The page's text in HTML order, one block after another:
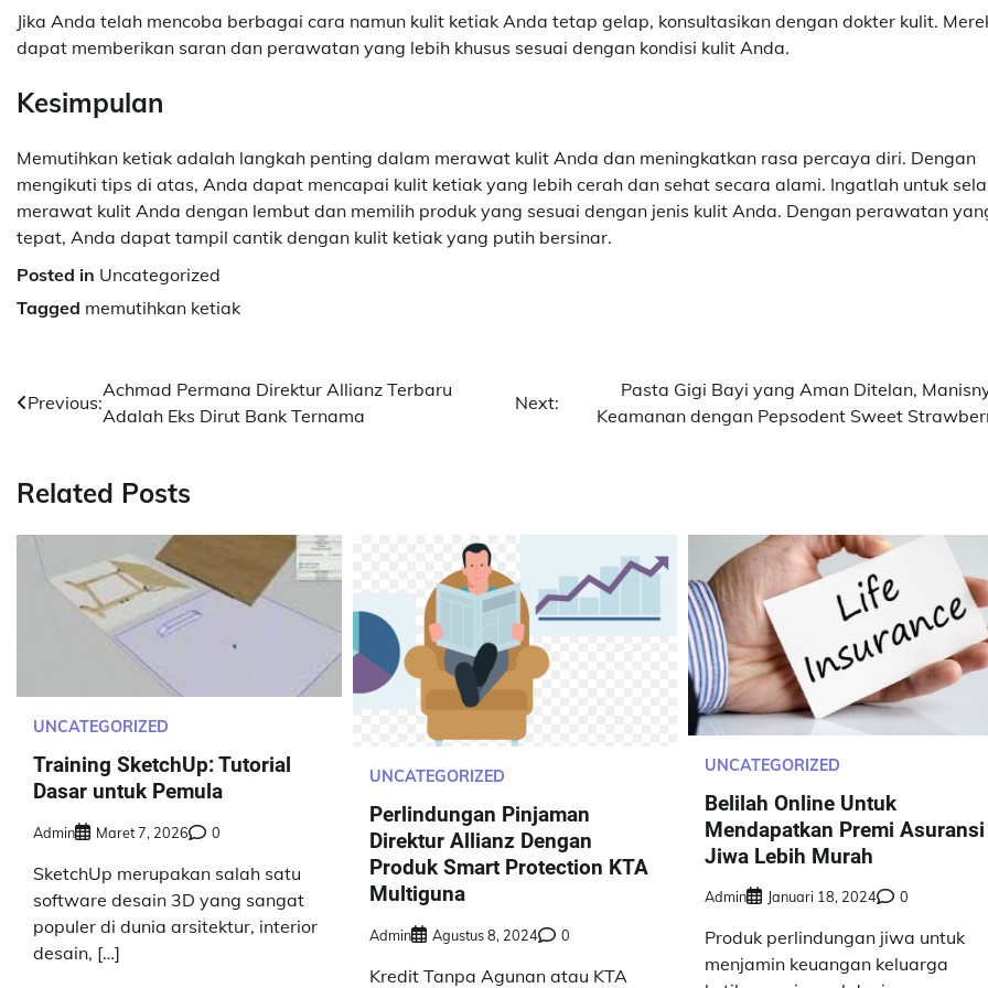
Jika Anda telah mencoba berbagai cara namun kulit ketiak Anda tetap gelap, konsultasikan dengan dokter kulit.
dapat memberikan saran dan perawatan yang lebih khusus sesuai dengan kondisi kulit Anda.
Kesimpulan
Memutihkan ketiak adalah langkah penting dalam merawat kulit Anda dan meningkatkan rasa percaya diri. Dengan
mengikuti tips di atas, Anda dapat mencapai kulit ketiak yang lebih cerah dan sehat secara alami. Ingatlah untuk
merawat kulit Anda dengan lembut dan memilih produk yang sesuai dengan jenis kulit Anda. Dengan perawatan
tepat, Anda dapat tampil cantik dengan kulit ketiak yang putih bersinar.
Posted in Uncategorized
Tagged memutihkan ketiak
Navigasi
Previous:
Achmad Permana Direktur Allianz Terbaru
Adalah Eks Dirut Bank Ternama
Next:
Pasta Gigi Bayi yang Aman Ditelan,
Keamanan dengan Pepsodent Sweet
Related Posts
UNCATEGORIZED
Training SketchUp: Tutorial
Dasar untuk Pemula
Admin Maret 7, 2026 0
SketchUp merupakan salah satu
software desain 3D yang sangat
populer di dunia arsitektur, interior
desain, […]
UNCATEGORIZED
Perlindungan Pinjaman
Direktur Allianz Dengan
Produk Smart Protection KTA
Multiguna
Admin Agustus 8, 2024 0
Kredit Tanpa Agunan atau KTA
UNCATEGORIZED
Belilah Online Untuk
Mendapatkan Premi Asuransi
Jiwa Lebih Murah
Admin Januari 18, 2024 0
Produk perlindungan jiwa untuk
menjamin keuangan keluarga